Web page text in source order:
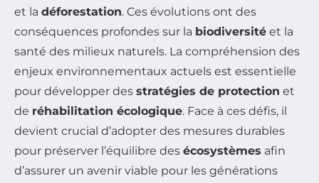
et la déforestation. Ces évolutions ont des
conséquences profondes sur la biodiversité et la
santé des milieux naturels. La compréhension des
enjeux environnementaux actuels est essentielle
pour développer des stratégies de protection et
de réhabilitation écologique. Face à ces défis, il
devient crucial d’adopter des mesures durables
pour préserver l’équilibre des écosystèmes afin
d’assurer un avenir viable pour les générations